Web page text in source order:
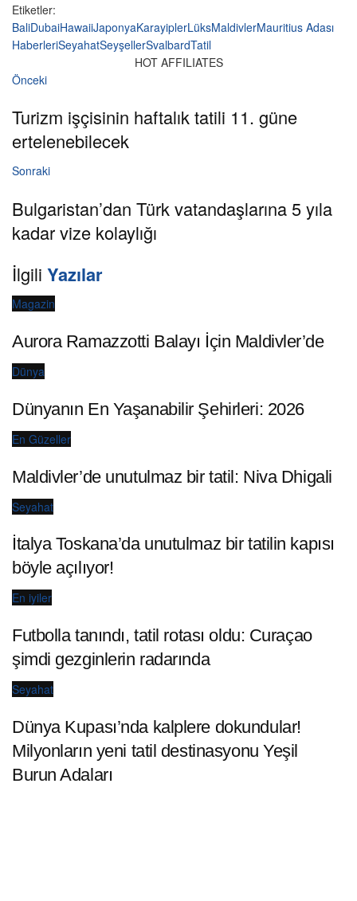
Etiketler:
BaliDubaiHawaiiJaponyaKarayiplerLüksMaldivlerMauritius Adası
HaberleriSeyahatSeyşellerSvalbardTatil
HOT AFFILIATES
Önceki
Turizm işçisinin haftalık tatili 11. güne
ertelenebilecek
Sonraki
Bulgaristan’dan Türk vatandaşlarına 5 yıla
kadar vize kolaylığı
İlgili Yazılar
Magazin
Aurora Ramazzotti Balayı İçin Maldivler’de
Dünya
Dünyanın En Yaşanabilir Şehirleri: 2026
En Güzeller
Maldivler’de unutulmaz bir tatil: Niva Dhigali
Seyahat
İtalya Toskana’da unutulmaz bir tatilin kapısı
böyle açılıyor!
En iyiler
Futbolla tanındı, tatil rotası oldu: Curaçao
şimdi gezginlerin radarında
Seyahat
Dünya Kupası’nda kalplere dokundular!
Milyonların yeni tatil destinasyonu Yeşil
Burun Adaları